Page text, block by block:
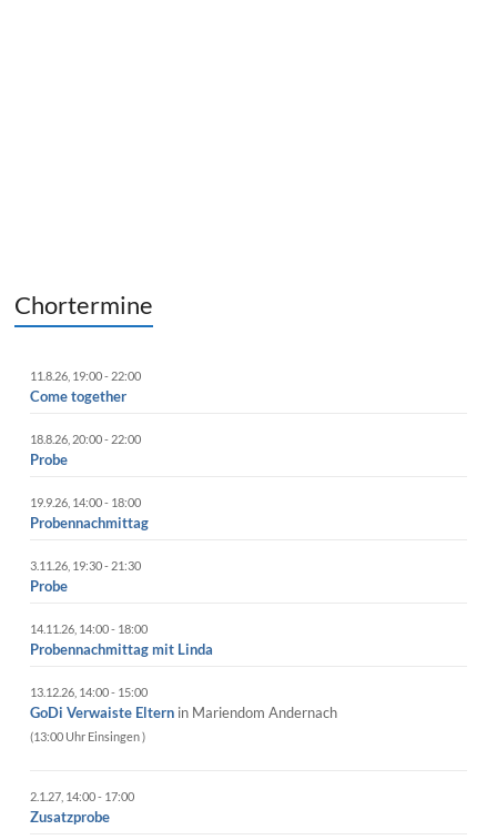
Chortermine
11.8.26 19:00- 22:00
Come together
18.8.26 20:00- 22:00
Probe
19.9.26 14:00- 18:00
Probennachmittag
3.11.26 19:30- 21:30
Probe
14.11.26 14:00- 18:00
Probennachmittag mit Linda
13.12.26 14:00- 15:00
GoDi Verwaiste Eltern in Mariendom Andernach
13:00 Uhr Einsingen
2.1.27 14:00- 17:00
Zusatzprobe